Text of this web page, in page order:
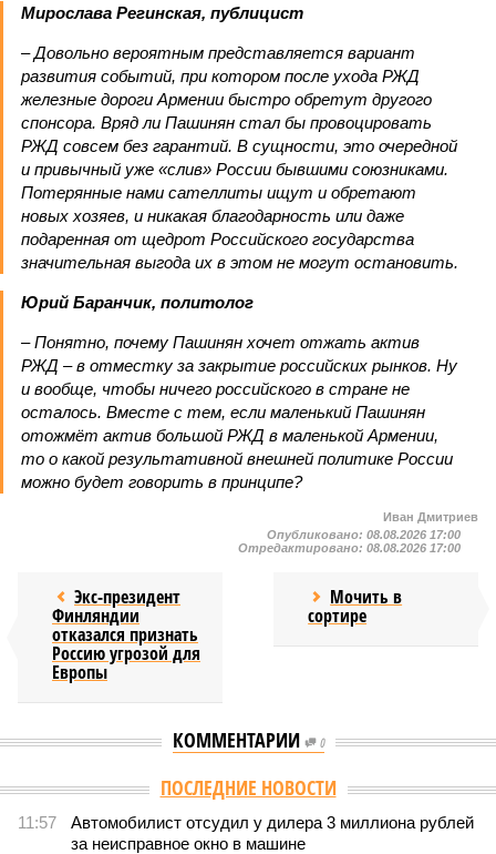
Мирослава Регинская, публицист
– Довольно вероятным представляется вариант
развития событий, при котором после ухода РЖД
железные дороги Армении быстро обретут другого
спонсора. Вряд ли Пашинян стал бы провоцировать
РЖД совсем без гарантий. В сущности, это очередной
и привычный уже «слив» России бывшими союзниками.
Потерянные нами сателлиты ищут и обретают
новых хозяев, и никакая благодарность или даже
подаренная от щедрот Российского государства
значительная выгода их в этом не могут остановить.
Юрий Баранчик, политолог
– Понятно, почему Пашинян хочет отжать актив
РЖД – в отместку за закрытие российских рынков. Ну
и вообще, чтобы ничего российского в стране не
осталось. Вместе с тем, если маленький Пашинян
отожмёт актив большой РЖД в маленькой Армении,
то о какой результативной внешней политике России
можно будет говорить в принципе?
Иван Дмитриев
Опубликовано: 08.08.2026 17:00
Отредактировано: 08.08.2026 17:00
Экс-президент
Финляндии
отказался признать
Россию угрозой для
Европы
Мочить в
сортире
КОММЕНТАРИИ 0
ПОСЛЕДНИЕ НОВОСТИ
11:57
Автомобилист отсудил у дилера 3 миллиона рублей
за неисправное окно в машине